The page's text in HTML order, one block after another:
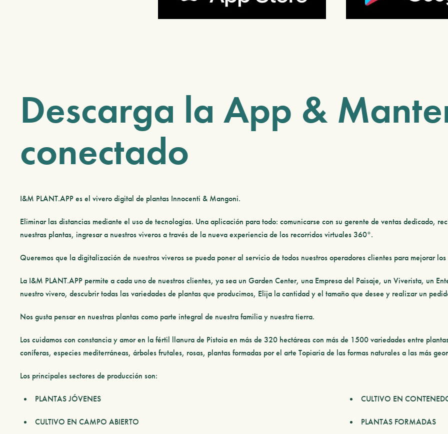
Descarga la App &
conectado
I&M PLANT.APP es el vivero digital de plantas Innocenti & Mangoni.
Eliminar las distancias mediante el uso de tecnologías. Una aplicación para todo: comunicarse con su gerente de ventas dedicado,
nuestras plantas, ingresar a nuestros viveros a través de la nueva experiencia de los recorridos virtuales 360°.
Queremos que la digitalización de nuestros viveros se pueda poner al servicio de todos nuestros operadores clientes para mejorar
La I&M PLANT.APP permite a cada uno de nuestros clientes, ya sea un Garden Center, una Empresa del Paisaje, un Viverista, un
nuestro vivero, descubrir todas las variedades de plantas que producimos, Elija la cantidad y el tamaño que desee y realizar un
Nos gusta pensar en nuestras plantas como parte integral de nuestra familia y nuestra tierra.
Los cuidamos con constancia y amor en la fértil llanura de Pistoia en más de 320 hectáreas con más de 1500 variedades entre
coníferas, especies mediterráneas, árboles frutales, rosas, plantas formadas por el arte Topiaria de las formas naturales a las más
Los principales sectores de producción son:
PLANTAS JÓVENES
CULTIVO EN CAMPO ABIERTO
CULTIVO EN
PLANTAS FORMADAS